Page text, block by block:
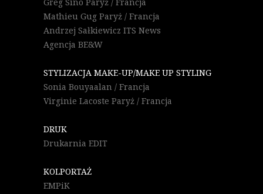
Mathieu Gug Paryż / Francja
Andrzej Sałkiewicz ITS News
Agencja BE&W
STYLIZACJA MAKE-UP/MAKE UP STYLING
Sonia Bouyaalan / Francja
Virginie Lacoste Paryż / Francja
DRUK
Drukarnia EDIT
KOLPORTAŻ
EMPiK